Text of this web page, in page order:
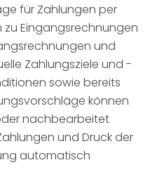
für Zahlungen per
zu Eingangsrechnungen
und
Zahlungsziele und -
sowie bereits
können
nachbearbeitet
und Druck der
automatisch